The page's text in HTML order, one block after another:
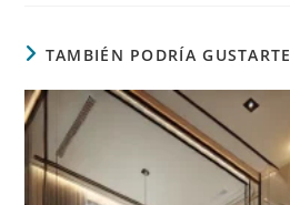
TAMBIÉN PODRÍA GUSTARTE